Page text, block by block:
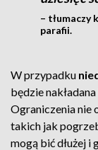
– tłumaczy
parafii.
W przypadku
będzie
Ograniczenia nie
takich jak
mogą bić dłużej i